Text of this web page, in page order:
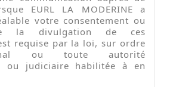
EURL LA MODERINE a
votre consentement ou
la divulgation de ces
requise par la loi, sur ordre
ou toute autorité
ou judiciaire habilitée à en